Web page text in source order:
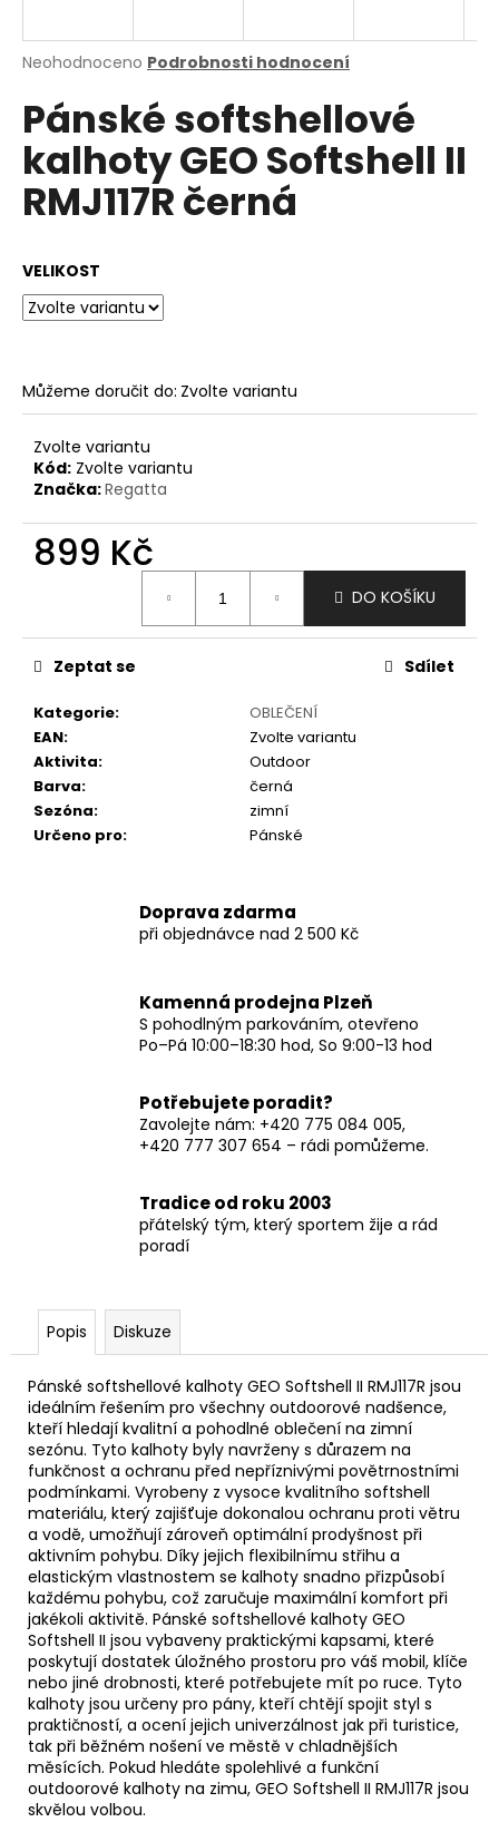
Průměrné
produktu
je
0,0
5
hvězdiček.
Neohodnoceno Podrobnosti hodnocení
Pánské softshellové
kalhoty GEO Softshell II
RMJ117R černá
VELIKOST
Můžeme doručit do: Zvolte variantu
Zvolte variantu
Kód: Zvolte variantu
Značka:Regatta
899 Kč
DO KOŠÍKU
Kategorie:
OBLEČENÍ
EAN:
Zvolte variantu
Aktivita:
Outdoor
Barva:
černá
Sezóna:
zimní
Určeno pro: Pánské
Zeptat se Sdílet
Doprava zdarma
při objednávce nad 2 500 Kč
Kamenná prodejna Plzeň
S pohodlným parkováním, otevřeno
Po–Pá 10:00–18:30 hod, So 9:00-13 hod
Potřebujete poradit?
Zavolejte nám: +420 775 084 005,
+420 777 307 654 – rádi pomůžeme.
Tradice od roku 2003
přátelský tým, který sportem žije a rád
poradí
Popis Diskuze
Pánské softshellové kalhoty GEO Softshell II RMJ117R jsou
ideálním řešením pro všechny outdoorové nadšence,
kteří hledají kvalitní a pohodlné oblečení na zimní
sezónu. Tyto kalhoty byly navrženy s důrazem na
funkčnost a ochranu před nepříznivými povětrnostními
podmínkami. Vyrobeny z vysoce kvalitního softshell
materiálu, který zajišťuje dokonalou ochranu proti větru
a vodě, umožňují zároveň optimální prodyšnost při
aktivním pohybu. Díky jejich flexibilnímu střihu a
elastickým vlastnostem se kalhoty snadno přizpůsobí
každému pohybu, což zaručuje maximální komfort při
jakékoli aktivitě. Pánské softshellové kalhoty GEO
Softshell II jsou vybaveny praktickými kapsami, které
poskytují dostatek úložného prostoru pro váš mobil, klíče
nebo jiné drobnosti, které potřebujete mít po ruce. Tyto
kalhoty jsou určeny pro pány, kteří chtějí spojit styl s
praktičností, a ocení jejich univerzálnost jak při turistice,
tak při běžném nošení ve městě v chladnějších
měsících. Pokud hledáte spolehlivé a funkční
outdoorové kalhoty na zimu, GEO Softshell II RMJ117R jsou
skvělou volbou.
j
t
?
o
p
u
č
u